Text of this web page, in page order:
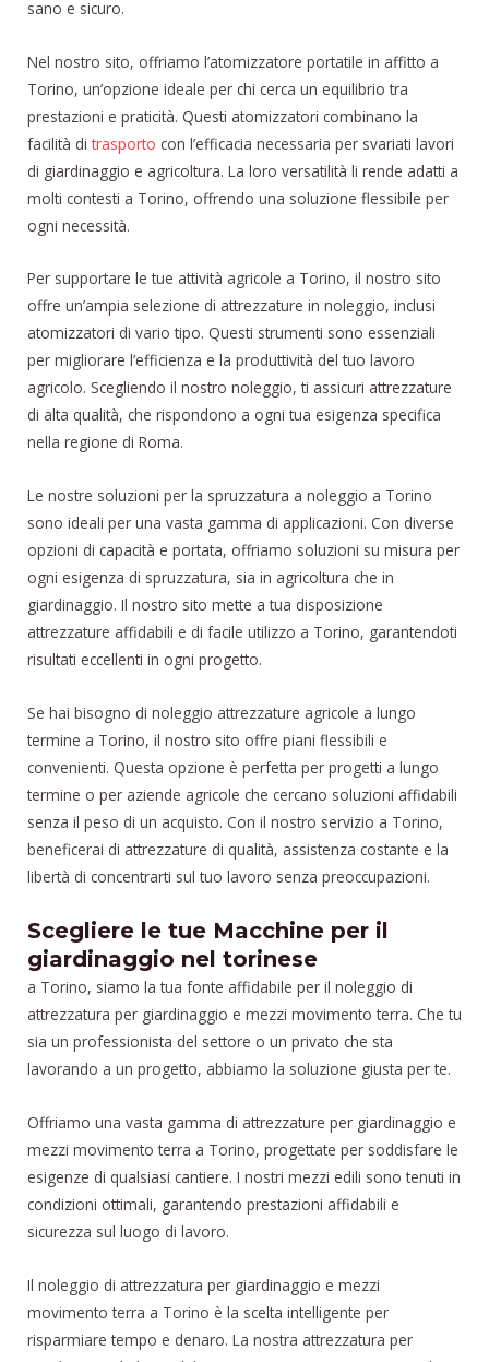
sano e sicuro.
Nel nostro sito, offriamo l’atomizzatore portatile in affitto a
Torino, un’opzione ideale per chi cerca un equilibrio tra
prestazioni e praticità. Questi atomizzatori combinano la
facilità ditrasporto con l’efficacia necessaria per svariati lavori
di giardinaggio e agricoltura. La loro versatilità li rende adatti a
molti contesti a Torino, offrendo una soluzione flessibile per
ogni necessità.
Per supportare le tue attività agricole a Torino, il nostro sito
offre un’ampia selezione di attrezzature in noleggio, inclusi
atomizzatori di vario tipo. Questi strumenti sono essenziali
per migliorare l’efficienza e la produttività del tuo lavoro
agricolo. Scegliendo il nostro noleggio, ti assicuri attrezzature
di alta qualità, che rispondono a ogni tua esigenza specifica
nella regione di Roma.
Le nostre soluzioni per la spruzzatura a noleggio a Torino
sono ideali per una vasta gamma di applicazioni. Con diverse
opzioni di capacità e portata, offriamo soluzioni su misura per
ogni esigenza di spruzzatura, sia in agricoltura che in
giardinaggio. Il nostro sito mette a tua disposizione
attrezzature affidabili e di facile utilizzo a Torino, garantendoti
risultati eccellenti in ogni progetto.
Se hai bisogno di noleggio attrezzature agricole a lungo
termine a Torino, il nostro sito offre piani flessibili e
convenienti. Questa opzione è perfetta per progetti a lungo
termine o per aziende agricole che cercano soluzioni affidabili
senza il peso di un acquisto. Con il nostro servizio a Torino,
beneficerai di attrezzature di qualità, assistenza costante e la
libertà di concentrarti sul tuo lavoro senza preoccupazioni.
Scegliere le tue Macchine per il
giardinaggio nel torinese
a Torino, siamo la tua fonte affidabile per il noleggio di
attrezzatura per giardinaggio e mezzi movimento terra. Che tu
sia un professionista del settore o un privato che sta
lavorando a un progetto, abbiamo la soluzione giusta per te.
Offriamo una vasta gamma di attrezzature per giardinaggio e
mezzi movimento terra a Torino, progettate per soddisfare le
esigenze di qualsiasi cantiere. I nostri mezzi edili sono tenuti in
condizioni ottimali, garantendo prestazioni affidabili e
sicurezza sul luogo di lavoro.
Il noleggio di attrezzatura per giardinaggio e mezzi
movimento terra a Torino è la scelta intelligente per
risparmiare tempo e denaro. La nostra attrezzatura per